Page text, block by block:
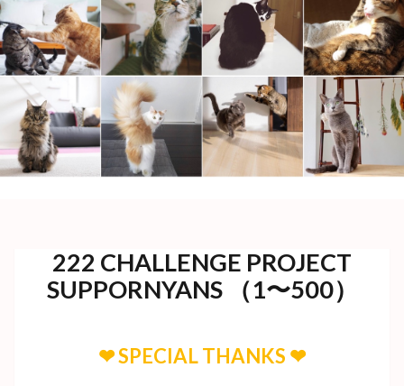
222 CHALLENGE PROJECT
SUPPORNYANS （1〜500）
❤︎ SPECIAL THANKS ❤︎